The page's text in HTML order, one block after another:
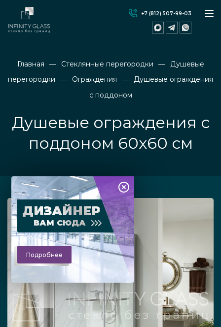
+7 (812) 507-99-03
Главная Стеклянные перегородки
Душевые
перегородки
Ограждения
Душевые ограждения
с поддоном
Душевые ограждения с
поддоном 60х60 см
ДИЗАЙНЕР
ВАМ СЮДА
Подробнее